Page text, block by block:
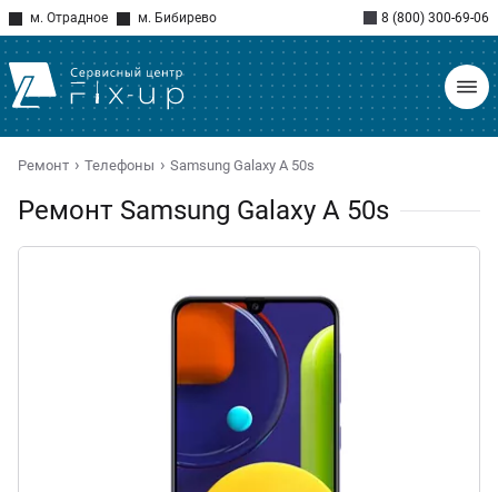
м. Отрадное м. Бибирево 8 (800) 300-69-06
Ремонт Телефоны Samsung Galaxy A 50s
Ремонт Samsung Galaxy A 50s